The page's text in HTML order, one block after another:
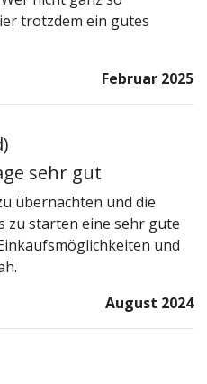
trotzdem ein gutes
Februar 2025
)
sehr gut
übernachten und die
zu starten eine sehr gute
und
August 2024